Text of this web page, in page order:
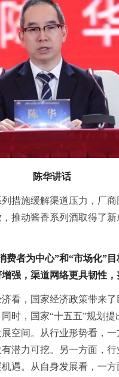
陈华讲话
措施缓解渠道压力，厂
推动酱香系列酒取得了
费者为中心”和“市场化”
，渠道网络更具韧性
济看，国家经济政策带来
，国家“十五五”规划
空间。从行业形势看，
潜力可挖。另一方面，
遇。从自身发展看，一